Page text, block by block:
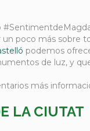
poco más sobre
podemos
de luz, y
más
LA CIUTAT